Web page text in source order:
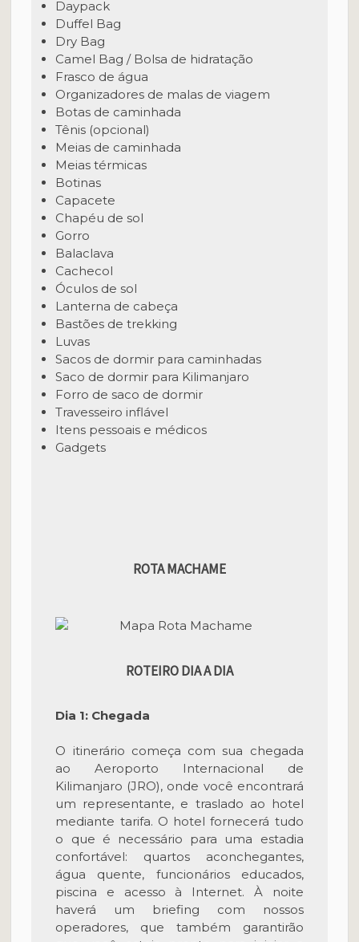
Daypack
Duffel Bag
Dry Bag
Camel Bag / Bolsa de hidratação
Frasco de água
Organizadores de malas de viagem
Botas de caminhada
Tênis (opcional)
Meias de caminhada
Meias térmicas
Botinas
Capacete
Chapéu de sol
Gorro
Balaclava
Cachecol
Óculos de sol
Lanterna de cabeça
Bastões de trekking
Luvas
Sacos de dormir para caminhadas
Saco de dormir para Kilimanjaro
Forro de saco de dormir
Travesseiro inflável
Itens pessoais e médicos
Gadgets
ROTA MACHAME
ROTEIRO DIA A DIA
Dia 1: Chegada
O itinerário começa com sua chegada
ao Aeroporto Internacional de
Kilimanjaro (JRO), onde você encontrará
um representante, e traslado ao hotel
mediante tarifa. O hotel fornecerá tudo
o que é necessário para uma estadia
confortável: quartos aconchegantes,
água quente, funcionários educados,
piscina e acesso à Internet. À noite
haverá um briefing com nossos
operadores, que também garantirão